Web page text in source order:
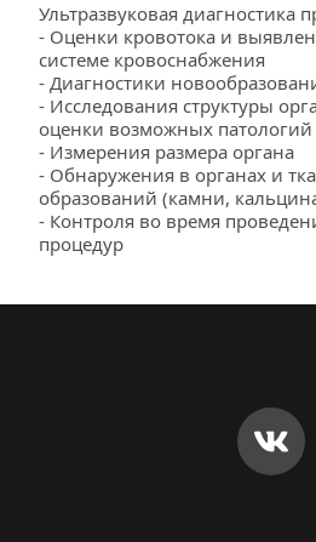
Ультразвуковая диагностика
- Оценки кровотока и
системе кровоснабжения
- Диагностики
- Исследования структуры
оценки возможных патологий
- Измерения размера органа
- Обнаружения в органах и
образований (камни,
- Контроля во время
процедур